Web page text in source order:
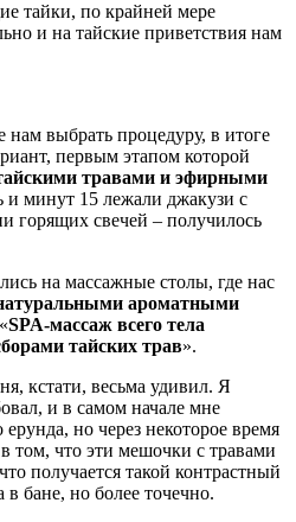
тайки, по крайней мере
и на тайские приветствия нам
выбрать процедуру, в итоге
первым этапом которой
травами и эфирными
и минут 15 лежали джакузи с
горящих свечей – получилось
на массажные столы, где нас
ароматными
SPA-массаж всего тела
тайских трав».
кстати, весьма удивил. Я
и в самом начале мне
ерунда, но через некоторое время
том, что эти мешочки с травами
получается такой контрастный
в бане, но более точечно.